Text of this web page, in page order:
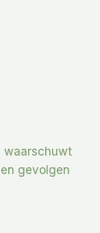
waarschuwt
gevolgen